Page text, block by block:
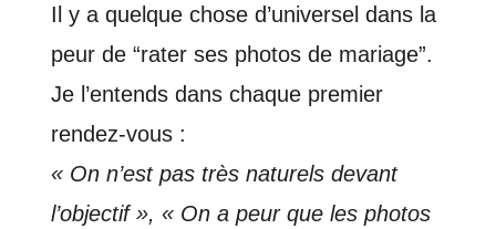
Il y a quelque chose d’universel dans la
peur de “rater ses photos de mariage”.
Je l’entends dans chaque premier
rendez-vous :
« On n’est pas très naturels devant
l’objectif », « On a peur que les photos